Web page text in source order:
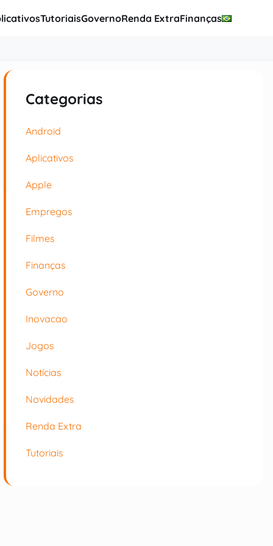
TutoriaisGovernoRenda ExtraFinanças
Categorias
Android
Aplicativos
Apple
Empregos
Filmes
Finanças
Governo
Inovacao
Jogos
Notícias
Novidades
Renda Extra
Tutoriais